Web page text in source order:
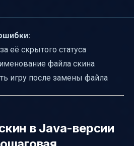
её скрытого статуса
файла скина
игру после замены файла
в Java-версии